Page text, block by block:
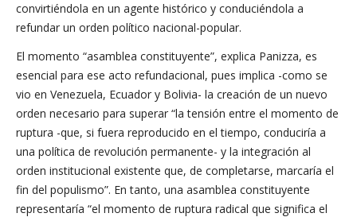
convirtiéndola en un agente histórico y conduciéndola a
refundar un orden político nacional-popular.
El momento “asamblea constituyente”, explica Panizza, es
esencial para ese acto refundacional, pues implica -como se
vio en Venezuela, Ecuador y Bolivia- la creación de un nuevo
orden necesario para superar “la tensión entre el momento de
ruptura -que, si fuera reproducido en el tiempo, conduciría a
una política de revolución permanente- y la integración al
orden institucional existente que, de completarse, marcaría el
fin del populismo”. En tanto, una asamblea constituyente
representaría “el momento de ruptura radical que significa el